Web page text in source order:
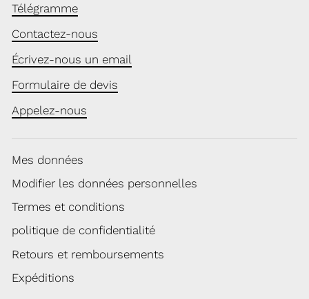
Télégramme
Contactez-nous
Écrivez-nous un email
Formulaire de devis
Appelez-nous
Mes données
Modifier les données personnelles
Termes et conditions
politique de confidentialité
Retours et remboursements
Expéditions